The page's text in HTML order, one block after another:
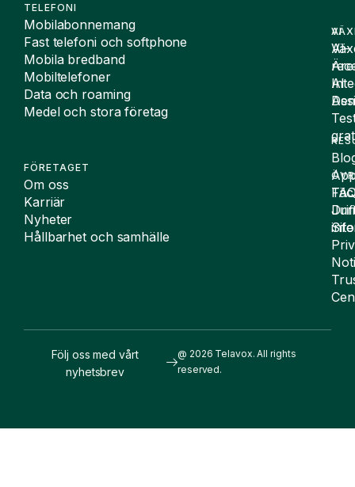
TELEFONI
Mobilabonnemang
Fast telefoni och softphone
Mobila bredband
Mobiltelefoner
Data och roaming
Medel och stora företag
FÖRETAGET
Om oss
Karriär
Nyheter
Hållbarhet och samhälle
AI
AI-
AI
@ 2026 Telavox. All rights
reserved.
Följ oss med vårt
nyhetsbrev